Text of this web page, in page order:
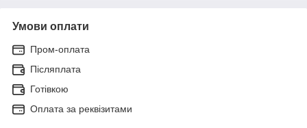
Умови оплати
Пром-оплата
Післяплата
Готівкою
Оплата за реквізитами